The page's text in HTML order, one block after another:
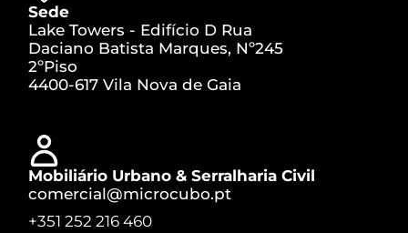
Sede
Lake Towers - Edifício D Rua
Daciano Batista Marques, Nº245
2ºPiso
4400-617 Vila Nova de Gaia
Mobiliário Urbano & Serralharia Civil
comercial@microcubo.pt
+351 252 216 460